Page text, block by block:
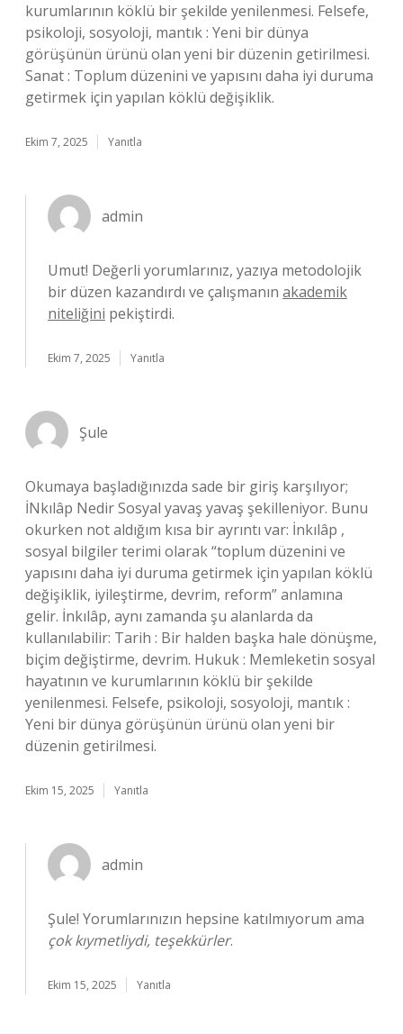
kurumlarının köklü bir şekilde yenilenmesi. Felsefe,
psikoloji, sosyoloji, mantık : Yeni bir dünya
görüşünün ürünü olan yeni bir düzenin getirilmesi.
Sanat : Toplum düzenini ve yapısını daha iyi duruma
getirmek için yapılan köklü değişiklik.
Ekim 7, 2025 Yanıtla
admin
Umut! Değerli yorumlarınız, yazıya metodolojik
bir düzen kazandırdı ve çalışmanın akademik
niteliğini pekiştirdi.
Ekim 7, 2025 Yanıtla
Şule
Okumaya başladığınızda sade bir giriş karşılıyor;
İNkılâp Nedir Sosyal yavaş yavaş şekilleniyor. Bunu
okurken not aldığım kısa bir ayrıntı var: İnkılâp ,
sosyal bilgiler terimi olarak “toplum düzenini ve
yapısını daha iyi duruma getirmek için yapılan köklü
değişiklik, iyileştirme, devrim, reform” anlamına
gelir. İnkılâp, aynı zamanda şu alanlarda da
kullanılabilir: Tarih : Bir halden başka hale dönüşme,
biçim değiştirme, devrim. Hukuk : Memleketin sosyal
hayatının ve kurumlarının köklü bir şekilde
yenilenmesi. Felsefe, psikoloji, sosyoloji, mantık :
Yeni bir dünya görüşünün ürünü olan yeni bir
düzenin getirilmesi.
Ekim 15, 2025 Yanıtla
admin
Şule! Yorumlarınızın hepsine katılmıyorum ama
çok kıymetliydi, teşekkürler.
Ekim 15, 2025 Yanıtla